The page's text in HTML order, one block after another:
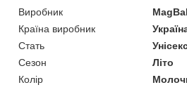
Виробник
Країна виробник
Стать
Сезон
Літо
Колір